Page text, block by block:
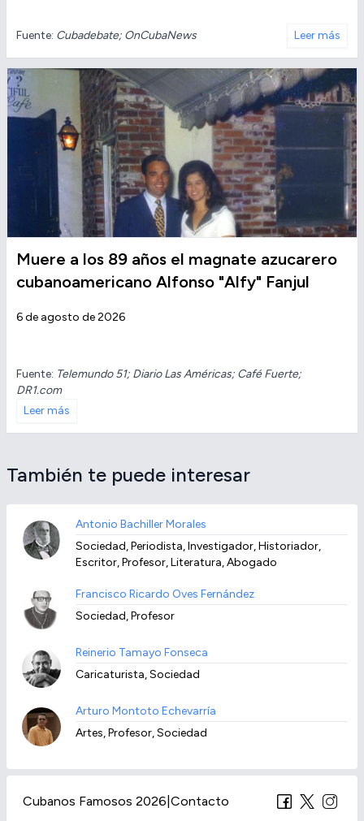
Fuente: Cubadebate; OnCubaNews Leer más
Muere a los 89 años el magnate azucarero
cubanoamericano Alfonso "Alfy" Fanjul
6 de agosto de 2026
Fuente: Telemundo 51; Diario Las Américas; Café Fuerte;
DR1.com
Leer más
También te puede interesar
Antonio Bachiller Morales
Sociedad, Periodista, Investigador, Historiador,
Escritor, Profesor, Literatura, Abogado
Francisco Ricardo Oves Fernández
Sociedad, Profesor
Reinerio Tamayo Fonseca
Caricaturista, Sociedad
Arturo Montoto Echevarría
Artes, Profesor, Sociedad
Cubanos Famosos 2026 Contacto